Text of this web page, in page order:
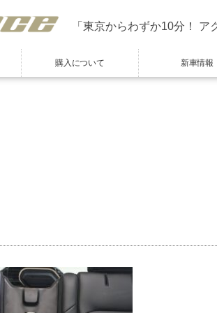
「東京からわずか10分！ ア
購入について 新車情報